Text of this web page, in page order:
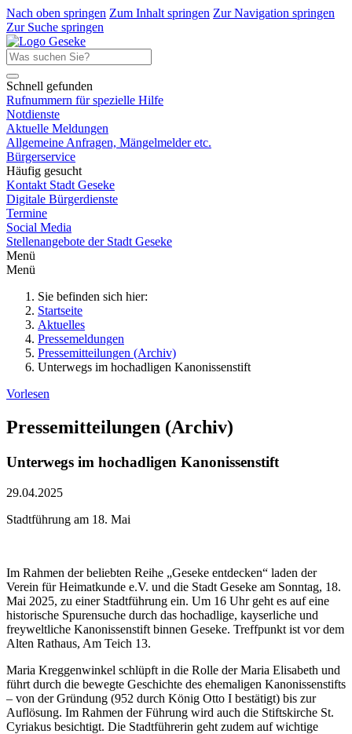
Nach oben springen Zum Inhalt springen Zur Navigation springen
Zur Suche springen
Schnell gefunden
Rufnummern für spezielle Hilfe
Notdienste
Aktuelle Meldungen
Allgemeine Anfragen, Mängelmelder etc.
Bürgerservice
Häufig gesucht
Kontakt Stadt Geseke
Digitale Bürgerdienste
Termine
Social Media
Stellenangebote der Stadt Geseke
Menü
Menü
Sie befinden sich hier:
Startseite
Aktuelles
Pressemeldungen
Pressemitteilungen (Archiv)
Unterwegs im hochadligen Kanonissenstift
Vorlesen
Pressemitteilungen (Archiv)
Unterwegs im hochadligen Kanonissenstift
29.04.2025
Stadtführung am 18. Mai
Im Rahmen der beliebten Reihe „Geseke entdecken“ laden der
Verein für Heimatkunde e.V. und die Stadt Geseke am Sonntag, 18.
Mai 2025, zu einer Stadtführung ein. Um 16 Uhr geht es auf eine
historische Spurensuche durch das hochadlige, kayserliche und
freyweltliche Kanonissenstift binnen Geseke. Treffpunkt ist vor dem
Alten Rathaus, Am Teich 13.
Maria Kreggenwinkel schlüpft in die Rolle der Maria Elisabeth und
führt durch die bewegte Geschichte des ehemaligen Kanonissenstifts
– von der Gründung (952 durch König Otto I bestätigt) bis zur
Auflösung. Im Rahmen der Führung wird auch die Stiftskirche St.
Cyriakus besichtigt. Die Stadtführerin geht zudem auf wichtige